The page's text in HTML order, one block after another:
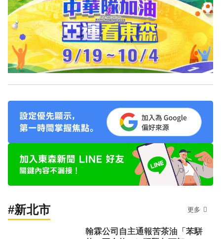
#新北市 更多
翰霖公司自主通報苦茶油「苯駢